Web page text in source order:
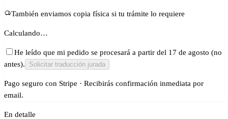
También enviamos copia física si tu trámite lo requiere
Calculando…
He leído que mi pedido se procesará a partir del 17 de agosto (no
antes).
Solicitar traducción jurada
Pago seguro con Stripe · Recibirás confirmación inmediata por
email.
En detalle